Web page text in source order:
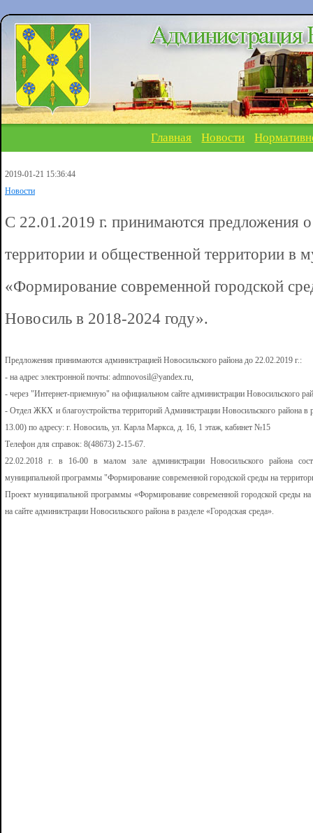
Главная Новости
2019-01-21 15:36:44
Новости
С 22.01.2019 г. принимаются предложения
территории и общественной территории в
«Формирование современной городской
Новосиль в 2018-2024 году».
Предложения принимаются администрацией Новосильского района до 22.02.2019 г.:
- на адрес электронной почты: admnovosil@yandex.ru,
- через "Интернет-приемную" на официальном сайте администрации Новосильского
- Отдел ЖКХ и благоустройства территорий Администрации Новосильского района в
13.00) по адресу: г. Новосиль, ул. Карла Маркса, д. 16, 1 этаж, кабинет №15
Телефон для справок: 8(48673) 2-15-67.
22.02.2018 г. в 16-00 в малом зале администрации Новосильского района
муниципальной программы "Формирование современной городской среды на
Проект муниципальной программы «Формирование современной городской среды
на сайте администрации Новосильского района в разделе «Городская среда».